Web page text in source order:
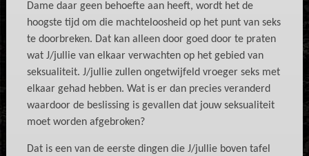
Dame daar geen behoefte aan heeft, wordt het de
hoogste tijd om die machteloosheid op het punt van seks
te doorbreken. Dat kan alleen door goed door te praten
wat J/jullie van elkaar verwachten op het gebied van
seksualiteit. J/jullie zullen ongetwijfeld vroeger seks met
elkaar gehad hebben. Wat is er dan precies veranderd
waardoor de beslissing is gevallen dat jouw seksualiteit
moet worden afgebroken?
Dat is een van de eerste dingen die J/jullie boven tafel